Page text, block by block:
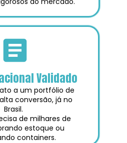
Validado
a um portfólio de
conversão, já no
Brasil.
de milhares de
estoque ou
containers.